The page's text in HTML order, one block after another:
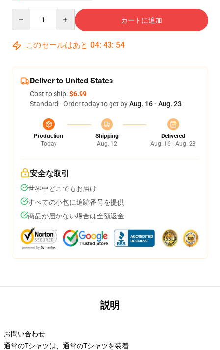
カートに追加
このセールはあと 04: 43: 53
Deliver to United States
Cost to ship:$6.99
Standard - Order today to get byAug. 16 - Aug. 23
Production
Today
Shipping
Aug. 12
Delivered
Aug. 16 - Aug. 23
安全な取引
世界中どこでもお届け
すべての小包に追跡番号を提供
商品が届かない場合は全額返金
説明
お問い合わせ
通常のTシャツは、通常のTシャツを装着